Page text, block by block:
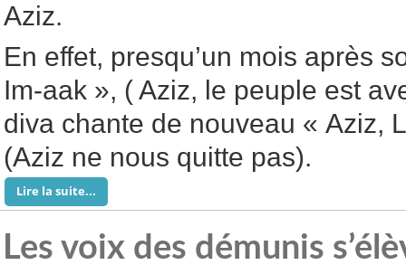
Aziz.
En effet, presqu’un mois après
Im-aak », ( Aziz, le peuple est
diva chante de nouveau « Aziz,
(Aziz ne nous quitte pas).
Lire la suite...
Les voix des démunis